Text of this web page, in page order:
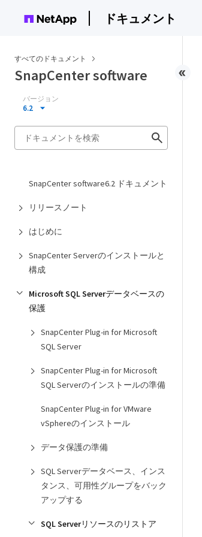
ドキュメント
すべてのドキュメント
SnapCenter software
バージョン
6.2
SnapCenter software6.2 ドキュメント
リリースノート
はじめに
SnapCenter Serverのインストールと
構成
Microsoft SQL Serverデータベースの
保護
SnapCenter Plug-in for Microsoft
SQL Server
SnapCenter Plug-in for Microsoft
SQL Serverのインストールの準備
SnapCenter Plug-in for VMware
vSphereのインストール
データ保護の準備
SQL Serverデータベース、インス
タンス、可用性グループをバック
アップする
SQL Serverリソースのリストア